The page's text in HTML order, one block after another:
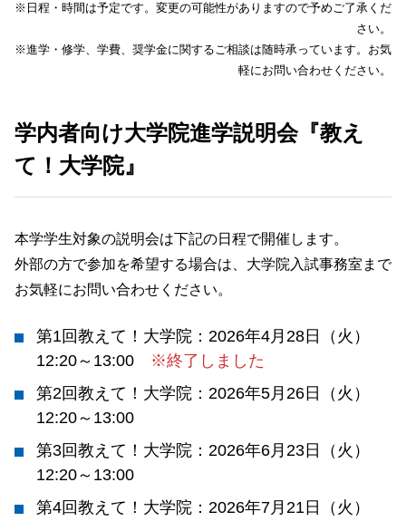
※日程・時間は予定です。変更の可能性がありますので予めご了承くだ
さい。
※進学・修学、学費、奨学金に関するご相談は随時承っています。お気
軽にお問い合わせください。
学内者向け大学院進学説明会『教え
て！大学院』
本学学生対象の説明会は下記の日程で開催します。
外部の方で参加を希望する場合は、大学院入試事務室まで
お気軽にお問い合わせください。
第1回教えて！大学院：2026年4月28日（火）
12:20～13:00 ※終了しました
第2回教えて！大学院：2026年5月26日（火）
12:20～13:00
第3回教えて！大学院：2026年6月23日（火）
12:20～13:00
第4回教えて！大学院：2026年7月21日（火）